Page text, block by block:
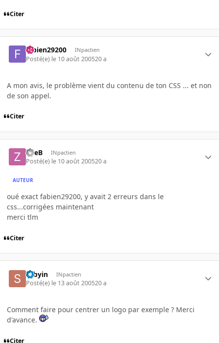
Citer
fabien29200 INpactien
Posté(e) le 10 août 200520 a
A mon avis, le problème vient du contenu de ton CSS ... et non
de son appel.
Citer
ZueB INpactien
Posté(e) le 10 août 200520 a
AUTEUR
oué exact fabien29200, y avait 2 erreurs dans le
css...corrigées maintenant
merci tlm
Citer
sebyin INpactien
Posté(e) le 13 août 200520 a
Comment faire pour centrer un logo par exemple ? Merci
d'avance.
Citer